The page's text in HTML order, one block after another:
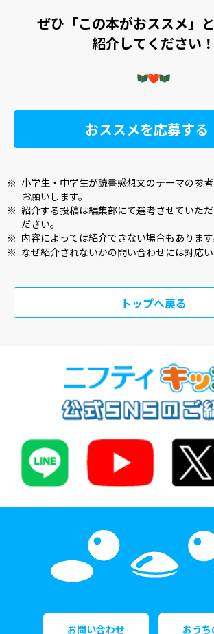
ぜひ「この本がおススメ」
紹介してください！
おススメを応募する
※ 小学生・中学生が読書感想文のテーマの参
お願いします。
※ 紹介する投稿は編集部にて選考させていた
ださい。
※ 内容によっては紹介できない場合もあります
※ なぜ紹介されないかの問い合わせには対応い
トップへ戻る
お問い合わせ おう